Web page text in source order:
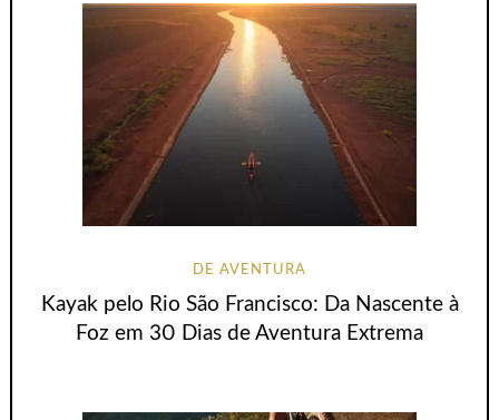
DE AVENTURA
Kayak pelo Rio São Francisco: Da Nascente à
Foz em 30 Dias de Aventura Extrema